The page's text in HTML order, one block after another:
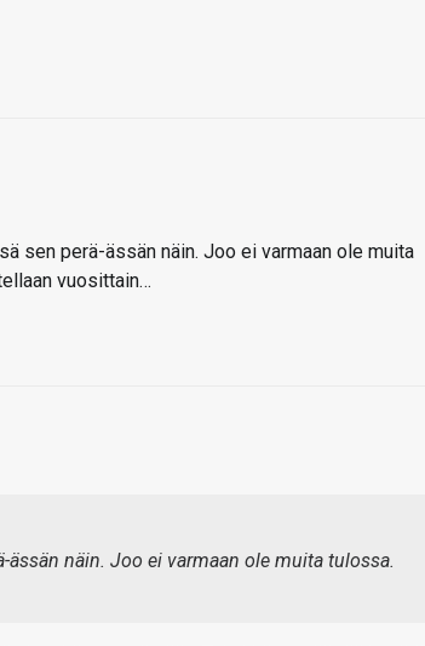
sen perä-ässän näin. Joo ei varmaan ole muita
vuosittain…
näin. Joo ei varmaan ole muita tulossa.